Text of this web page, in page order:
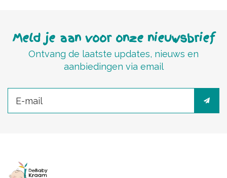
Meld je aan voor onze nieuwsbrief
Ontvang de laatste updates, nieuws en
aanbiedingen via email